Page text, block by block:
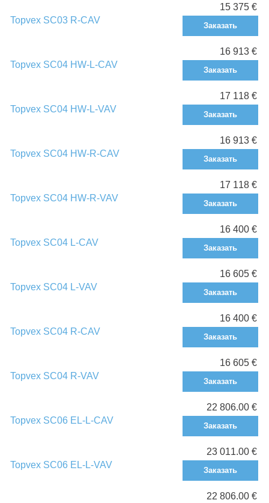
Topvex SC03 R-CAV
15 375 €
Заказать
Topvex SC04 HW-L-CAV
16 913 €
Заказать
Topvex SC04 HW-L-VAV
17 118 €
Заказать
Topvex SC04 HW-R-CAV
16 913 €
Заказать
Topvex SC04 HW-R-VAV
17 118 €
Заказать
Topvex SC04 L-CAV
16 400 €
Заказать
Topvex SC04 L-VAV
16 605 €
Заказать
Topvex SC04 R-CAV
16 400 €
Заказать
Topvex SC04 R-VAV
16 605 €
Заказать
Topvex SC06 EL-L-CAV
22 806.00 €
Заказать
Topvex SC06 EL-L-VAV
23 011.00 €
Заказать
22 806.00 €